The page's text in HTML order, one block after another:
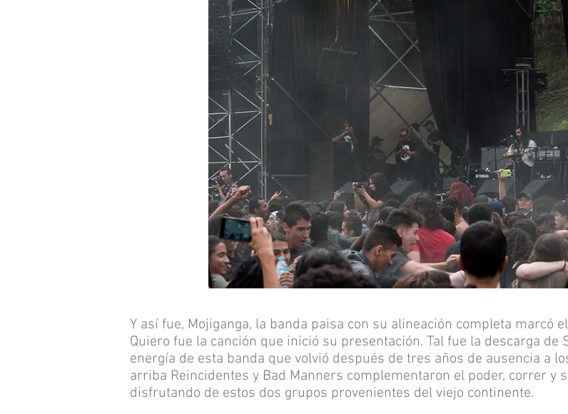
Y así fue, Mojiganga, la banda paisa con su alineación completa marcó
Quiero fue la canción que inició su presentación. Tal fue la descarga de
energía de esta banda que volvió después de tres años de ausencia a
arriba Reincidentes y Bad Manners complementaron el poder, correr y
disfrutando de estos dos grupos provenientes del viejo continente.